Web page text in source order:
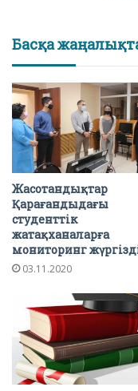
Басқа
Жасотандықтар
Қарағандыдағы
студенттік
жатақханаларға
мониторинг
03.11.2020